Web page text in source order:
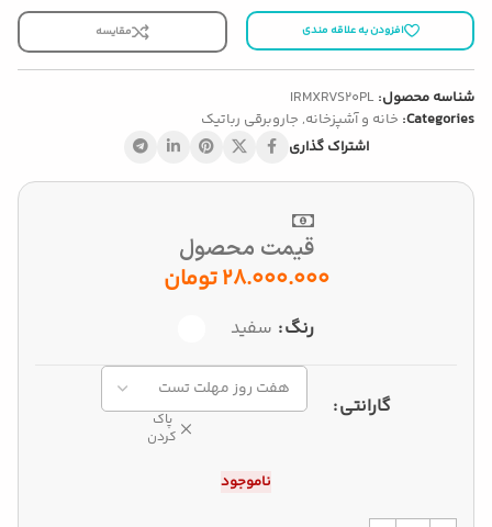
افزودن به علاقه مندی مقایسه
شناسه محصول: IRMXRVS20PL
Categories: خانه و آشپزخانه, جاروبرقی رباتیک
اشتراک گذاری
قیمت محصول
28.000.000تومان
رنگ سفید
گارانتی
پاک
کردن
ناموجود
Alternative: